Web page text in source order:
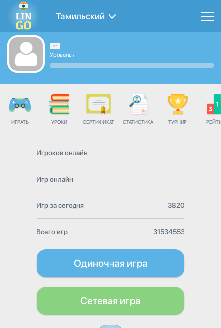
Тамильский
Уровень /
ИГРАТЬ УРОКИ СЕРТИФИКАТ СТАТИСТИКА ТУРНИР
Игроков онлайн
Игр онлайн
Игр за сегодня 3820
Всего игр 31534553
Одиночная игра
Сетевая игра